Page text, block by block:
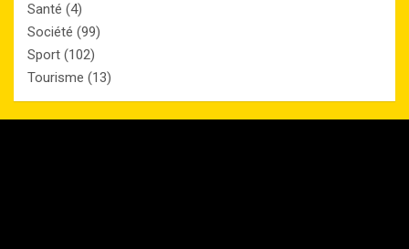
Santé (4)
Société (99)
Sport (102)
Tourisme (13)